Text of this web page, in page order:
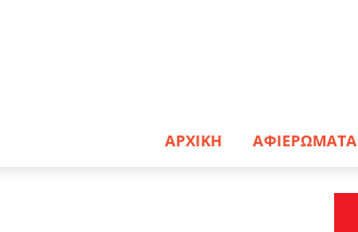
ΑΡΧΙΚΗ ΑΦΙΕΡΩΜΑΤΑ